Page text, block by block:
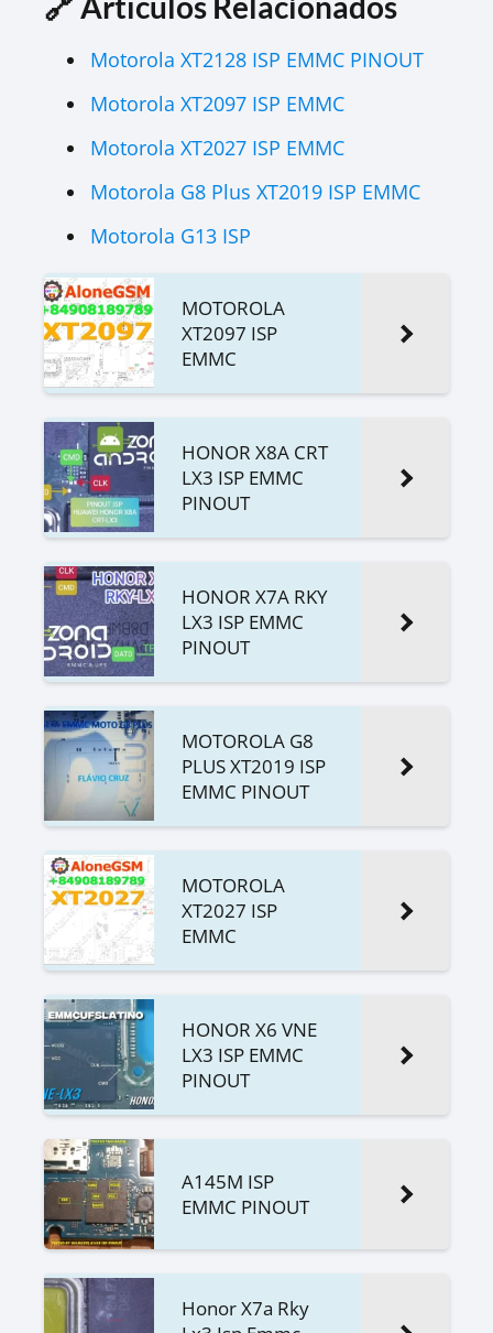
Motorola XT2128 ISP EMMC PINOUT
Motorola XT2097 ISP EMMC
Motorola XT2027 ISP EMMC
Motorola G8 Plus XT2019 ISP EMMC
Motorola G13 ISP
MOTOROLA
XT2097 ISP
EMMC
HONOR X8A CRT
LX3 ISP EMMC
PINOUT
HONOR X7A RKY
LX3 ISP EMMC
PINOUT
MOTOROLA G8
PLUS XT2019 ISP
EMMC PINOUT
MOTOROLA
XT2027 ISP
EMMC
HONOR X6 VNE
LX3 ISP EMMC
PINOUT
A145M ISP
EMMC PINOUT
Honor X7a Rky